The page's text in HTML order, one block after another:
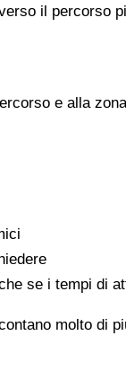
il percorso
e alla
se i tempi di
molto di